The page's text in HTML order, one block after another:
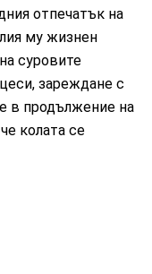
отпечатък на
му жизнен
суровите
зареждане с
в продължение на
колата се